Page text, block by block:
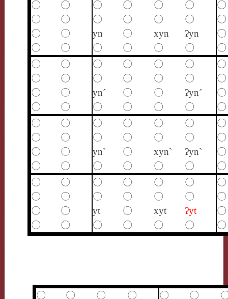
〇 〇 〇 〇 〇 〇
〇
〇
〇 〇 〇 〇 〇
〇
〇
〇 yn 〇 xyn ʔyn
〇
〇
〇 〇 〇 〇 〇
〇
〇
〇 〇 〇 〇 〇
〇
〇
〇 〇 〇 〇 〇
〇
〇
〇 yn´ 〇 〇 ʔyn´
〇
〇
〇 〇 〇 〇 〇
〇
〇
〇 〇 〇 〇 〇
〇
〇
〇 〇 〇 〇 〇
〇
〇
〇 yn` 〇 xyn` ʔyn`
〇
〇
〇 〇 〇 〇 〇
〇
〇
〇 〇 〇 〇 〇
〇
〇
〇 〇 〇 〇 〇
〇
〇
〇 yt 〇 xyt ʔyt
〇
〇
〇 〇 〇 〇 〇 〇
〇 〇 〇 〇 〇 〇